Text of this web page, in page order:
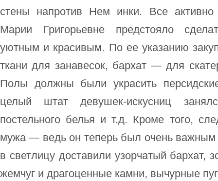
стены напротив Нем инки. Все активно
Марии Григорьевне предстояло
уютным и красивым. По ее указанию
ткани для занавесок, бархат — для
Полы должны были украсить
целый штат девушек-искусниц
постельного белья и т.д. Кроме того,
мужа — ведь он теперь был очень важным
в светлицу доставили узорчатый бархат,
жемчуг и драгоценные камни, вычурные